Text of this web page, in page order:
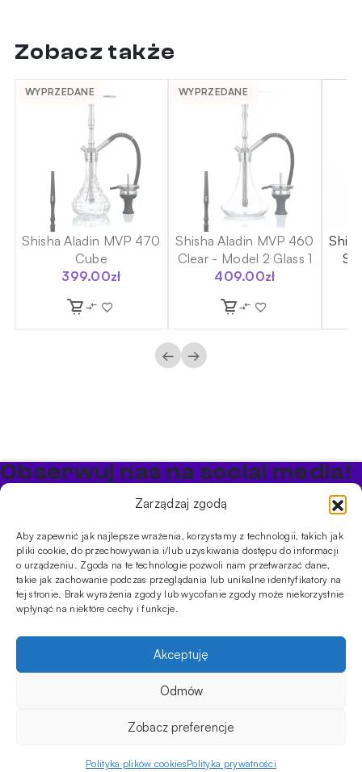
Zarządzaj zgodą
Aby zapewnić jak najlepsze wrażenia, korzystamy z technologii, takich jak
pliki cookie, do przechowywania i/lub uzyskiwania dostępu do informacji
o urządzeniu. Zgoda na te technologie pozwoli nam przetwarzać dane,
takie jak zachowanie podczas przeglądania lub unikalne identyfikatory na
tej stronie. Brak wyrażenia zgody lub wycofanie zgody może niekorzystnie
wpłynąć na niektóre cechy i funkcje.
Akceptuję
Odmów
Zobacz preferencje
Polityka plików cookiesPolityka prywatności
Zobacz także
WYPRZEDANE
Shisha Aladin MVP 470
Cube
399.00zł
WYPRZEDANE
Shisha Aladin MVP 460
Clear - Model 2 Glass 1
409.00zł
← →
Shisha
Epox
Sklep Moje konto
Obserwuj nas na social media!
Bądź na bieżąco z promocjami i nowościami w sklepie
PRODUKTY
ShisheCybuchyTytonie Rozpalanie
INFORMACJE
prywatności
Usługi
Szkolenia Eventy
03-301 Warszawa, Polska